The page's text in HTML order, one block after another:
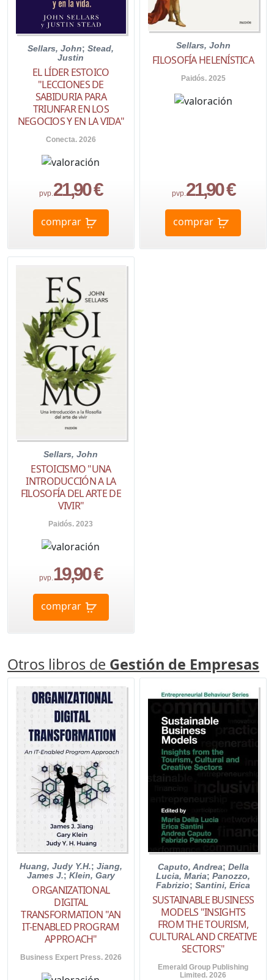
Sellars, John;Stead,
Justin
EL LÍDER ESTOICO
"LECCIONES DE
SABIDURIA PARA
TRIUNFAR EN LOS
NEGOCIOS Y EN LA VIDA"
Conecta. 2026
pvp.21,90 €
comprar
Sellars, John
FILOSOFÍA HELENÍSTICA
Paidós. 2025
pvp.21,90 €
comprar
Sellars, John
ESTOICISMO "UNA
INTRODUCCIÓN A LA
FILOSOFÍA DEL ARTE DE
VIVIR"
Paidós. 2023
pvp.19,90 €
comprar
Otros libros de Gestión de Empresas
Huang, Judy Y.H.; Jiang,
James J.; Klein, Gary
ORGANIZATIONAL
DIGITAL
TRANSFORMATION "AN
IT-ENABLED PROGRAM
APPROACH"
Business Expert Press. 2026
Caputo, Andrea; Della
Lucia, Maria;Panozzo,
Fabrizio;Santini, Erica
SUSTAINABLE BUSINESS
MODELS "INSIGHTS
FROM THE TOURISM,
CULTURAL AND CREATIVE
SECTORS"
Emerald Group Publishing
Limited. 2026